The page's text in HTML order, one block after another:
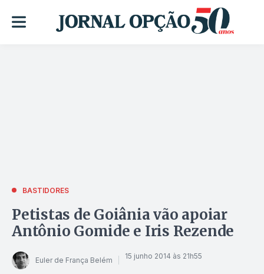
BASTIDORES
Petistas de Goiânia vão apoiar
Antônio Gomide e Iris Rezende
Euler de França Belém 15 junho 2014 às 21h55